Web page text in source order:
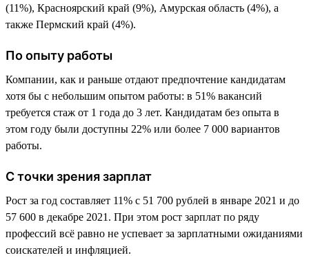
(11%), Красноярский край (9%), Амурская область (4%), а
также Пермский край (4%).
По опыту работы
Компании, как и раньше отдают предпочтение кандидатам
хотя бы с небольшим опытом работы: в 51% вакансий
требуется стаж от 1 года до 3 лет. Кандидатам без опыта в
этом году были доступны 22% или более 7 000 вариантов
работы.
С точки зрения зарплат
Рост за год составляет 11% с 51 700 рублей в январе 2021 и до
57 600 в декабре 2021. При этом рост зарплат по ряду
профессий всё равно не успевает за зарплатными ожиданиями
соискателей и инфляцией.